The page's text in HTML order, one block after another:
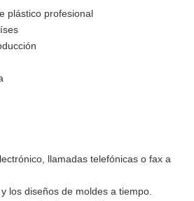
plástico profesional
llamadas telefónicas o fax a
los diseños de moldes a tiempo.